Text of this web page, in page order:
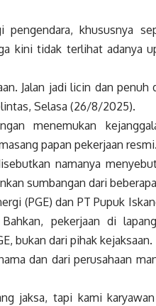
khususnya
kini tidak terlihat adanya
Jalan jadi licin dan penuh
Selasa (26/8/2025).
menemukan
papan pekerjaan resmi.
namanya
sumbangan dari
(PGE) dan PT Pupuk
pekerjaan di
bukan dari pihak kejaksaan.
dan dari perusahaan
jaksa, tapi kami